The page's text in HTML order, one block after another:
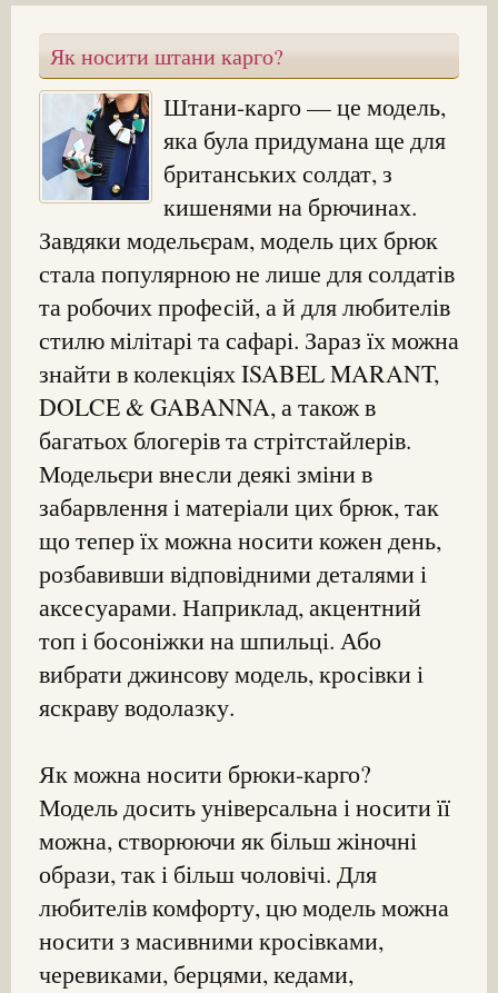
Як носити штани карго?
Штани-карго — це модель,
яка була придумана ще для
британських солдат, з
кишенями на брючинах.
Завдяки модельєрам, модель цих брюк
стала популярною не лише для солдатів
та робочих професій, а й для любителів
стилю мілітарі та сафарі. Зараз їх можна
знайти в колекціях ISABEL MARANT,
DOLCE & GABANNA, а також в
багатьох блогерів та стрітстайлерів.
Модельєри внесли деякі зміни в
забарвлення і матеріали цих брюк, так
що тепер їх можна носити кожен день,
розбавивши відповідними деталями і
аксесуарами. Наприклад, акцентний
топ і босоніжки на шпильці. Або
вибрати джинсову модель, кросівки і
яскраву водолазку.
Як можна носити брюки-карго?
Модель досить універсальна і носити її
можна, створюючи як більш жіночні
образи, так і більш чоловічі. Для
любителів комфорту, цю модель можна
носити з масивними кросівками,
черевиками, берцями, кедами,